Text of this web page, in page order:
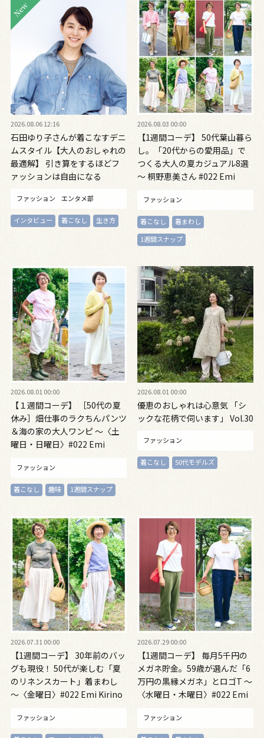
2026.08.06 12:16
石田ゆり子さんが着こなすデニ
ムスタイル【大人のおしゃれの
最適解】 引き算をするほどフ
ァッションは自由になる
ファッション エンタメ部
インタビュー 着こなし 生き方
2026.08.03 00:00
【1週間コーデ】 50代葉山暮ら
し。「20代からの愛用品」で
つくる大人の夏カジュアル8選
～ 桐野恵美さん #022 Emi
ファッション
着こなし
着まわし
1週間スナップ
2026.08.01 00:00
【１週間コーデ】 ［50代の夏
休み］畑仕事のラクちんパンツ
＆海の家の大人ワンピ ～〈土
曜日・日曜日〉#022 Emi
ファッション
着こなし 趣味 1週間スナップ
2026.08.01 00:00
優恵のおしゃれは心意気 「シ
ックな花柄で伺います」 Vol.30
ファッション
着こなし 50代モデルズ
2026.07.31 00:00
【1週間コーデ】 30年前のバッ
グも現役！ 50代が楽しむ「夏
のリネンスカート」着まわし
～〈金曜日〉#022 Emi Kirino
ファッション
2026.07.29 00:00
【1週間コーデ】 毎月5千円の
メガネ貯金。59歳が選んだ「6
万円の黒縁メガネ」とロゴT ～
〈水曜日・木曜日〉#022 Emi
ファッション